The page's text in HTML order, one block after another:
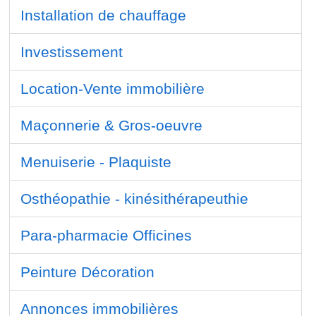
Installation de chauffage
Investissement
Location-Vente immobilière
Maçonnerie & Gros-oeuvre
Menuiserie - Plaquiste
Osthéopathie - kinésithérapeuthie
Para-pharmacie Officines
Peinture Décoration
Annonces immobilières